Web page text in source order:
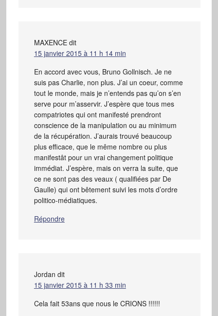
MAXENCE dit
15 janvier 2015 à 11 h 14 min
En accord avec vous, Bruno Gollnisch. Je ne
suis pas Charlie, non plus. J’ai un coeur, comme
tout le monde, mais je n’entends pas qu’on s’en
serve pour m’asservir. J’espère que tous mes
compatriotes qui ont manifesté prendront
conscience de la manipulation ou au minimum
de la récupération. J’aurais trouvé beaucoup
plus efficace, que le même nombre ou plus
manifestât pour un vrai changement politique
immédiat. J’espère, mais on verra la suite, que
ce ne sont pas des veaux ( qualifiées par De
Gaulle) qui ont bêtement suivi les mots d’ordre
politico-médiatiques.
Répondre
Jordan dit
15 janvier 2015 à 11 h 33 min
Cela fait 53ans que nous le CRIONS !!!!!!